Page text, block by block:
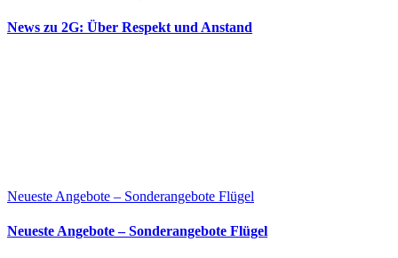
News zu 2G: Über Respekt und Anstand
Neueste Angebote – Sonderangebote Flügel
Neueste Angebote – Sonderangebote Flügel